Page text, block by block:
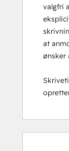
valgfri
at
ønsker